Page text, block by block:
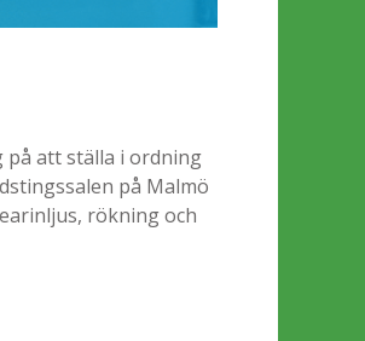
på att ställa i ordning
på Malmö
rökning och